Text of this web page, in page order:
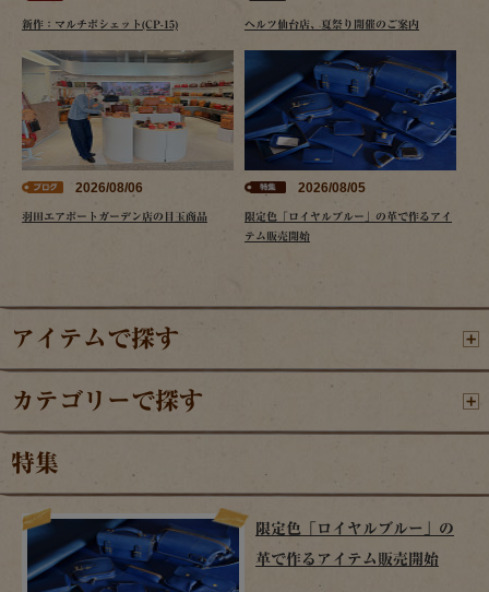
新作：マルチポシェット(CP-15) ヘルツ仙台店、夏祭り開催のご案内
2026/08/06
羽田エアポートガーデン店の目玉商品
2026/08/05
限定色「ロイヤルブルー」の革で作るアイ
テム販売開始
アイテムで探す
カテゴリーで探す
特集
限定色「ロイヤルブルー」の
革で作るアイテム販売開始